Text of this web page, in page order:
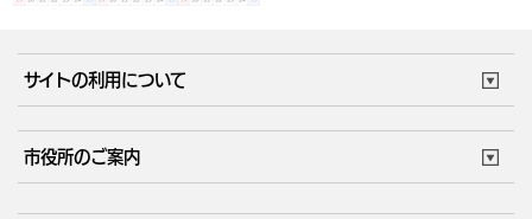
サイトの利用について
市役所のご案内